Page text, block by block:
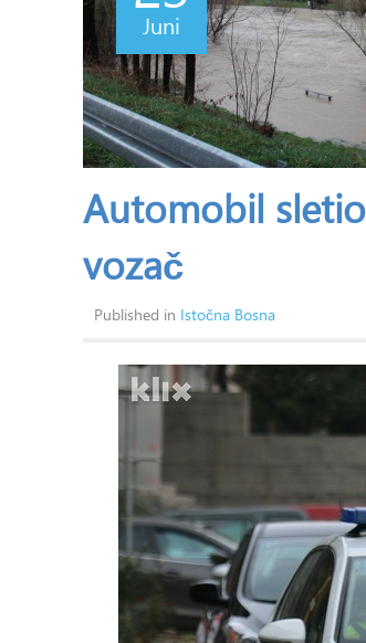
Juni
Automobil
vozač
Published in Istočna Bosna